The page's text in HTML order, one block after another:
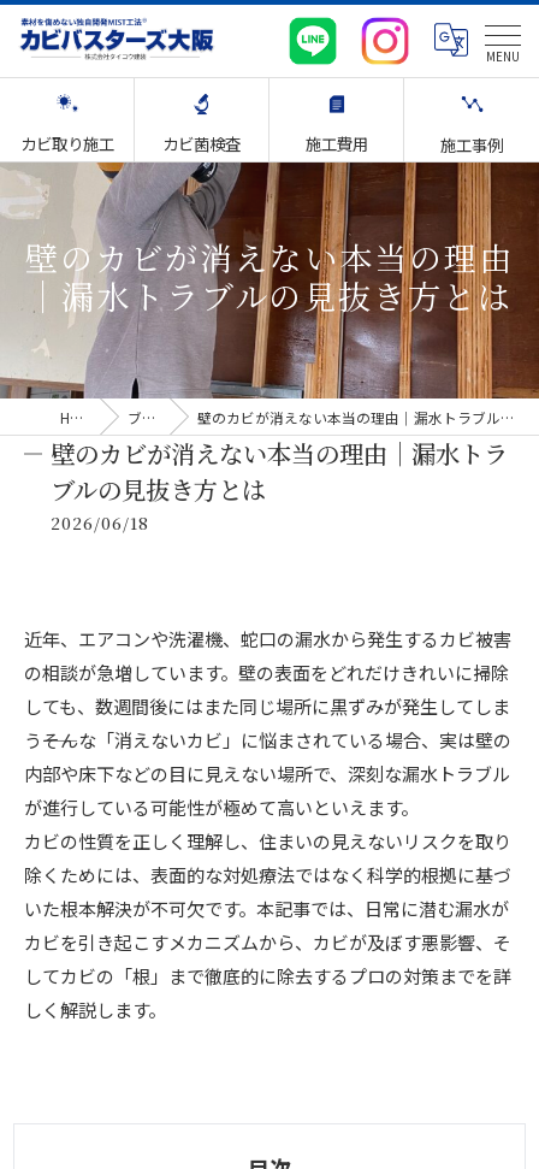
カビ取り施工 カビ菌検査 施工費用 施工事例
壁のカビが消えない本当の理由
｜漏水トラブルの見抜き方とは
HOME ブログ 壁のカビが消えない本当の理由｜漏水トラブルの見抜き方とは
壁のカビが消えない本当の理由｜漏水トラ
ブルの見抜き方とは
2026/06/18
近年、エアコンや洗濯機、蛇口の漏水から発生するカビ被害
の相談が急増しています。壁の表面をどれだけきれいに掃除
しても、数週間後にはまた同じ場所に黒ずみが発生してしま
う――そんな「消えないカビ」に悩まされている場合、実は壁の
内部や床下などの目に見えない場所で、深刻な漏水トラブル
が進行している可能性が極めて高いといえます。
カビの性質を正しく理解し、住まいの見えないリスクを取り
除くためには、表面的な対処療法ではなく科学的根拠に基づ
いた根本解決が不可欠です。本記事では、日常に潜む漏水が
カビを引き起こすメカニズムから、カビが及ぼす悪影響、そ
してカビの「根」まで徹底的に除去するプロの対策までを詳
しく解説します。